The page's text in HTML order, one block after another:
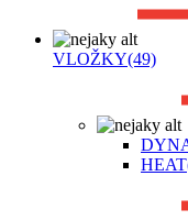
VLOŽKY(49)
HEAT